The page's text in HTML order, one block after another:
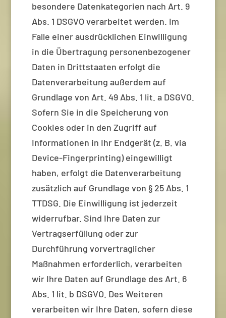
besondere Datenkategorien nach Art. 9
Abs. 1 DSGVO verarbeitet werden. Im
Falle einer ausdrücklichen Einwilligung
in die Übertragung personenbezogener
Daten in Drittstaaten erfolgt die
Datenverarbeitung außerdem auf
Grundlage von Art. 49 Abs. 1 lit. a DSGVO.
Sofern Sie in die Speicherung von
Cookies oder in den Zugriff auf
Informationen in Ihr Endgerät (z. B. via
Device-Fingerprinting) eingewilligt
haben, erfolgt die Datenverarbeitung
zusätzlich auf Grundlage von § 25 Abs. 1
TTDSG. Die Einwilligung ist jederzeit
widerrufbar. Sind Ihre Daten zur
Vertragserfüllung oder zur
Durchführung vorvertraglicher
Maßnahmen erforderlich, verarbeiten
wir Ihre Daten auf Grundlage des Art. 6
Abs. 1 lit. b DSGVO. Des Weiteren
verarbeiten wir Ihre Daten, sofern diese